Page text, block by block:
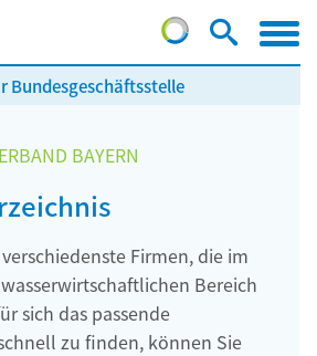
Bundesgeschäftsstelle
BAYERN
Firmen, die im
Bereich
sich das passende
zu finden, können Sie